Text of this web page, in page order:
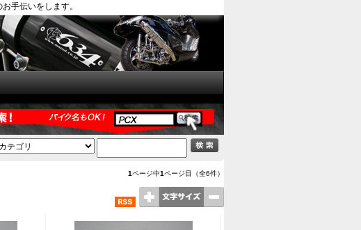
手伝いをします。
1ページ中1ページ目（全6件）